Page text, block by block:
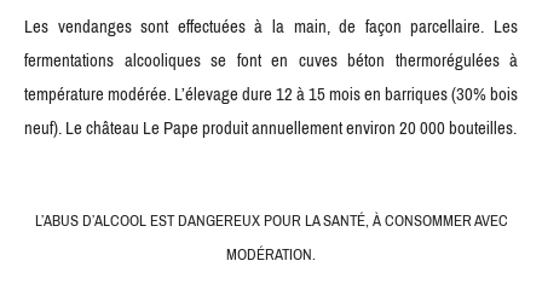
Les vendanges sont effectuées à la main, de façon parcellaire. Les
fermentations alcooliques se font en cuves béton thermorégulées à
température modérée. L’élevage dure 12 à 15 mois en barriques (30% bois
neuf). Le château Le Pape produit annuellement environ 20 000 bouteilles.
L’ABUS D’ALCOOL EST DANGEREUX POUR LA SANTÉ, À CONSOMMER AVEC
MODÉRATION.